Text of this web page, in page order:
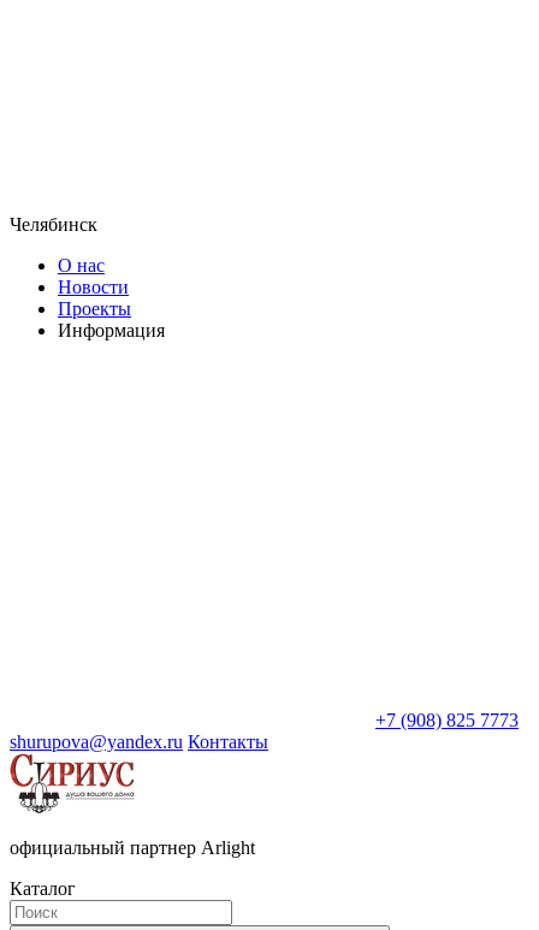
Челябинск
О нас
Новости
Проекты
Информация
+7 (908) 825 7773
shurupova@yandex.ru Контакты
официальный партнер Arlight
Каталог